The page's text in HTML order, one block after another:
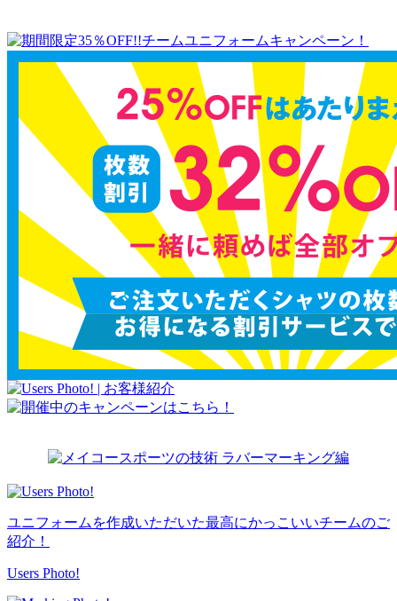
ユニフォームを作成いただいた最高にかっこいいチームのご
紹介！
Users Photo!